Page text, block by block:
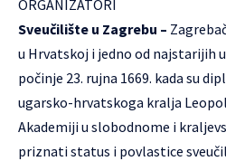
ORGANIZATORI
Sveučilište u Zagrebu –
u Hrvatskoj i jedno od najstarijih
počinje 23. rujna 1669. kada su
ugarsko-hrvatskoga kralja
Akademiji u slobodnome i
priznati status i povlastice